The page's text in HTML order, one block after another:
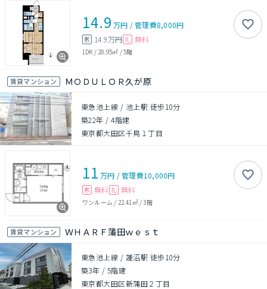
14.9 万円 /管理費8,000円
敷 14.9万円 礼 無料
1DK / 28.95㎡ /5階
賃貸マンション ＭＯＤＵＬＯＲ久が原
東急池上線 / 池上駅 徒歩10分
築22年 /4階建
東京都大田区千鳥１丁目
11 万円 /管理費10,000円
敷 無料 礼 無料
ワンルーム / 22.41㎡/3階
賃貸マンション ＷＨＡＲＦ蒲田ｗｅｓｔ
東急池上線 / 蓮沼駅 徒歩10分
築3年 / 5階建
東京都大田区新蒲田２丁目